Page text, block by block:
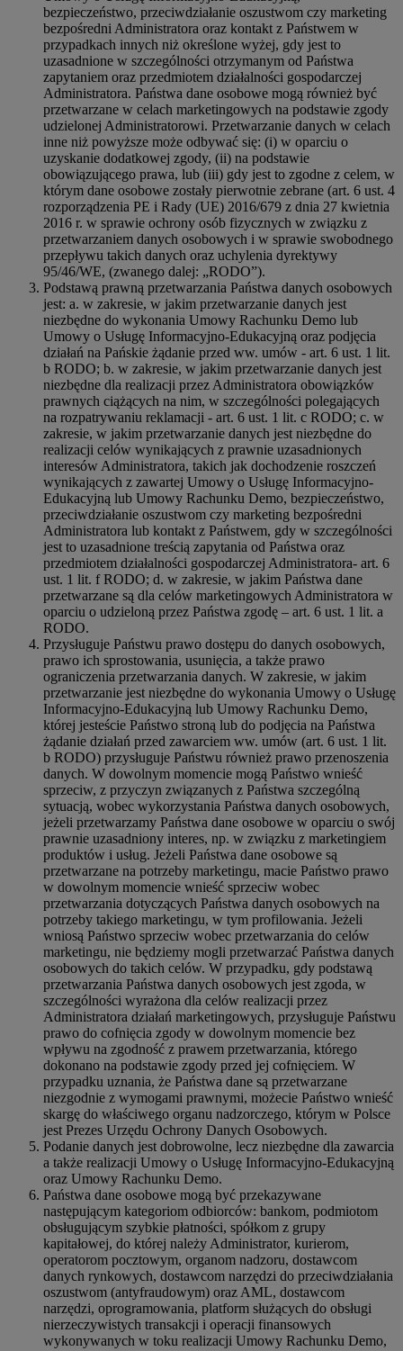
bezpieczeństwo, przeciwdziałanie oszustwom czy marketing
bezpośredni Administratora oraz kontakt z Państwem w
przypadkach innych niż określone wyżej, gdy jest to
uzasadnione w szczególności otrzymanym od Państwa
zapytaniem oraz przedmiotem działalności gospodarczej
Administratora. Państwa dane osobowe mogą również być
przetwarzane w celach marketingowych na podstawie zgody
udzielonej Administratorowi. Przetwarzanie danych w celach
inne niż powyższe może odbywać się: (i) w oparciu o
uzyskanie dodatkowej zgody, (ii) na podstawie
obowiązującego prawa, lub (iii) gdy jest to zgodne z celem, w
którym dane osobowe zostały pierwotnie zebrane (art. 6 ust. 4
rozporządzenia PE i Rady (UE) 2016/679 z dnia 27 kwietnia
2016 r. w sprawie ochrony osób fizycznych w związku z
przetwarzaniem danych osobowych i w sprawie swobodnego
przepływu takich danych oraz uchylenia dyrektywy
95/46/WE, (zwanego dalej: „RODO”).
Podstawą prawną przetwarzania Państwa danych osobowych
jest: a. w zakresie, w jakim przetwarzanie danych jest
niezbędne do wykonania Umowy Rachunku Demo lub
Umowy o Usługę Informacyjno-Edukacyjną oraz podjęcia
działań na Pańskie żądanie przed ww. umów - art. 6 ust. 1 lit.
b RODO; b. w zakresie, w jakim przetwarzanie danych jest
niezbędne dla realizacji przez Administratora obowiązków
prawnych ciążących na nim, w szczególności polegających
na rozpatrywaniu reklamacji - art. 6 ust. 1 lit. c RODO; c. w
zakresie, w jakim przetwarzanie danych jest niezbędne do
realizacji celów wynikających z prawnie uzasadnionych
interesów Administratora, takich jak dochodzenie roszczeń
wynikających z zawartej Umowy o Usługę Informacyjno-
Edukacyjną lub Umowy Rachunku Demo, bezpieczeństwo,
przeciwdziałanie oszustwom czy marketing bezpośredni
Administratora lub kontakt z Państwem, gdy w szczególności
jest to uzasadnione treścią zapytania od Państwa oraz
przedmiotem działalności gospodarczej Administratora- art. 6
ust. 1 lit. f RODO; d. w zakresie, w jakim Państwa dane
przetwarzane są dla celów marketingowych Administratora w
oparciu o udzieloną przez Państwa zgodę – art. 6 ust. 1 lit. a
RODO.
Przysługuje Państwu prawo dostępu do danych osobowych,
prawo ich sprostowania, usunięcia, a także prawo
ograniczenia przetwarzania danych. W zakresie, w jakim
przetwarzanie jest niezbędne do wykonania Umowy o Usługę
Informacyjno-Edukacyjną lub Umowy Rachunku Demo,
której jesteście Państwo stroną lub do podjęcia na Państwa
żądanie działań przed zawarciem ww. umów (art. 6 ust. 1 lit.
b RODO) przysługuje Państwu również prawo przenoszenia
danych. W dowolnym momencie mogą Państwo wnieść
sprzeciw, z przyczyn związanych z Państwa szczególną
sytuacją, wobec wykorzystania Państwa danych osobowych,
jeżeli przetwarzamy Państwa dane osobowe w oparciu o swój
prawnie uzasadniony interes, np. w związku z marketingiem
produktów i usług. Jeżeli Państwa dane osobowe są
przetwarzane na potrzeby marketingu, macie Państwo prawo
w dowolnym momencie wnieść sprzeciw wobec
przetwarzania dotyczących Państwa danych osobowych na
potrzeby takiego marketingu, w tym profilowania. Jeżeli
wniosą Państwo sprzeciw wobec przetwarzania do celów
marketingu, nie będziemy mogli przetwarzać Państwa danych
osobowych do takich celów. W przypadku, gdy podstawą
przetwarzania Państwa danych osobowych jest zgoda, w
szczególności wyrażona dla celów realizacji przez
Administratora działań marketingowych, przysługuje Państwu
prawo do cofnięcia zgody w dowolnym momencie bez
wpływu na zgodność z prawem przetwarzania, którego
dokonano na podstawie zgody przed jej cofnięciem. W
przypadku uznania, że Państwa dane są przetwarzane
niezgodnie z wymogami prawnymi, możecie Państwo wnieść
skargę do właściwego organu nadzorczego, którym w Polsce
jest Prezes Urzędu Ochrony Danych Osobowych.
Podanie danych jest dobrowolne, lecz niezbędne dla zawarcia
a także realizacji Umowy o Usługę Informacyjno-Edukacyjną
oraz Umowy Rachunku Demo.
Państwa dane osobowe mogą być przekazywane
następującym kategoriom odbiorców: bankom, podmiotom
obsługującym szybkie płatności, spółkom z grupy
kapitałowej, do której należy Administrator, kurierom,
operatorom pocztowym, organom nadzoru, dostawcom
danych rynkowych, dostawcom narzędzi do przeciwdziałania
oszustwom (antyfraudowym) oraz AML, dostawcom
narzędzi, oprogramowania, platform służących do obsługi
nierzeczywistych transakcji i operacji finansowych
wykonywanych w toku realizacji Umowy Rachunku Demo,